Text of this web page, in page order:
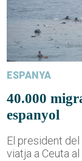
ESPANYA
40.000
espanyol
El president
viatja a Ceuta